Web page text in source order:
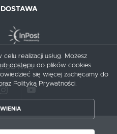
DO NAS
realizacji usług. Możesz
dostępu do plików cookies
się więcej zachęcamy do
Polityką Prywatności.